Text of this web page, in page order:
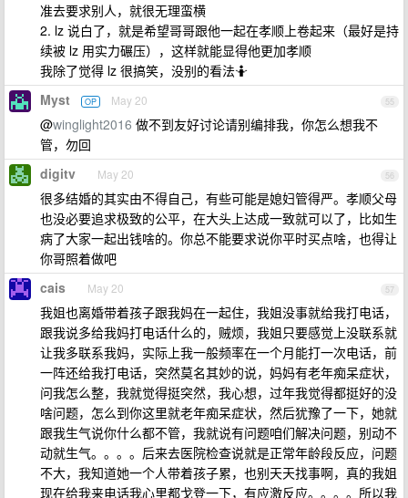
准去要求别人，就很无理蛮横
2. lz 说白了，就是希望哥哥跟他一起在孝顺上卷起来（最好是持
续被 lz 用实力碾压），这样就能显得他更加孝顺
我除了觉得 lz 很搞笑，没别的看法🤷
55
Myst OP May 20
@winglight2016 做不到友好讨论请别编排我，你怎么想我不
管，勿回
56
digitv May 20
很多结婚的其实由不得自己，有些可能是媳妇管得严。孝顺父母
也没必要追求极致的公平，在大头上达成一致就可以了，比如生
病了大家一起出钱啥的。你总不能要求说你平时买点啥，也得让
你哥照着做吧
57
cais May 20
我姐也离婚带着孩子跟我妈在一起住，我姐没事就给我打电话，
跟我说多给我妈打电话什么的，贼烦，我姐只要感觉上没联系就
让我多联系我妈，实际上我一般频率在一个月能打一次电话，前
一阵还给我打电话，突然莫名其妙的说，妈妈有老年痴呆症状，
问我怎么整，我就觉得挺突然，我心想，过年我觉得都挺好的没
啥问题，怎么到你这里就老年痴呆症状，然后犹豫了一下，她就
跟我生气说你什么都不管，我就说有问题咱们解决问题，别动不
动就生气。。。。后来去医院检查说就是正常年龄段反应，问题
不大，我知道她一个人带着孩子累，也别天天找事啊，真的我姐
现在给我来电话我心里都戈登一下，有应激反应。。。。所以我